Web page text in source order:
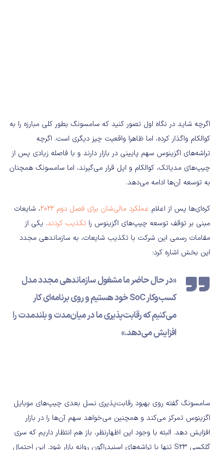
اگرچه شاید در نگاه اول تصور کنید که سامسونگ بطور کلی مبارزه را به
کوالکام واگذار کرده، اما ظاهرا واقعیت چیز دیگری است. اگرچه
تراشه‌های اگزینوس سهم پایینی در بازار دارند و با فاصله زیادی پس از
چیپ‌های مدیاتک، کوالکام و اپل قرار می‌گیرند، اما سامسونگ همچنان
به توسعه آن‌ها ادامه می‌دهد.
کره‌ای‌ها پس از اعلام عملکرد مالی‌شان برای فصل دوم 2022
، شایعات
مبنی بر توقف توسعه چیپ‌های اگزینوس را تکذیب کردند. یکی از
مقامات رسمی این شرکت با تکذیب شایعات، به سازماندهی مجدد
این بخش اشاره کرد:
«در حال حاضر ما مشغول سازماندهی مجدد مدل
کسب‌وکار SoC خود هستیم و روی برنامه‌ای کار
می‌کنیم که رقابت‌پذیری ما در میان‌مدت و بلندمدت را
افزایش می‌دهد.»
سامسونگ گفته روی بهبود رقابت‌پذیری نسل بعدی چیپ‌های موبایل
اگزینوس تمرکز می‌کند و همچنین می‌خواهد سهم آن‌ها را در بازار
افزایش دهد. البته با وجود این اظهارنظر، باز هم انتظار داریم که سری
گلکسی S23 تنها با تراشه‌های اسنپدراگون روانه بازار شود. این احتمال